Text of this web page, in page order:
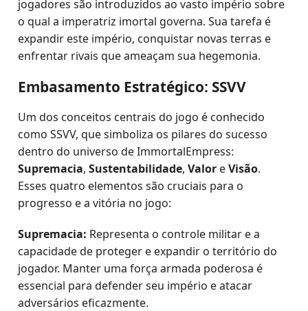
jogadores são introduzidos ao vasto império sobre
o qual a imperatriz imortal governa. Sua tarefa é
expandir este império, conquistar novas terras e
enfrentar rivais que ameaçam sua hegemonia.
Embasamento Estratégico: SSVV
Um dos conceitos centrais do jogo é conhecido
como SSVV, que simboliza os pilares do sucesso
dentro do universo de ImmortalEmpress:
Supremacia,Sustentabilidade,Valor eVisão.
Esses quatro elementos são cruciais para o
progresso e a vitória no jogo:
Supremacia: Representa o controle militar e a
capacidade de proteger e expandir o território do
jogador. Manter uma força armada poderosa é
essencial para defender seu império e atacar
adversários eficazmente.